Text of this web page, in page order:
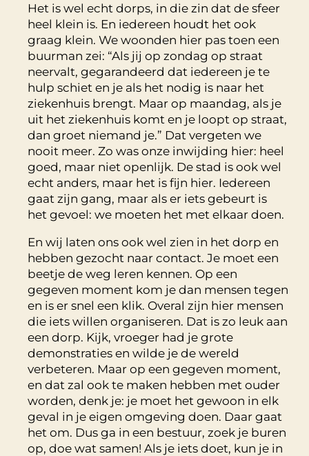
Het is wel echt dorps, in die zin dat de sfeer
heel klein is. En iedereen houdt het ook
graag klein. We woonden hier pas toen een
buurman zei: “Als jij op zondag op straat
neervalt, gegarandeerd dat iedereen je te
hulp schiet en je als het nodig is naar het
ziekenhuis brengt. Maar op maandag, als je
uit het ziekenhuis komt en je loopt op straat,
dan groet niemand je.” Dat vergeten we
nooit meer. Zo was onze inwijding hier: heel
goed, maar niet openlijk. De stad is ook wel
echt anders, maar het is fijn hier. Iedereen
gaat zijn gang, maar als er iets gebeurt is
het gevoel: we moeten het met elkaar doen.
En wij laten ons ook wel zien in het dorp en
hebben gezocht naar contact. Je moet een
beetje de weg leren kennen. Op een
gegeven moment kom je dan mensen tegen
en is er snel een klik. Overal zijn hier mensen
die iets willen organiseren. Dat is zo leuk aan
een dorp. Kijk, vroeger had je grote
demonstraties en wilde je de wereld
verbeteren. Maar op een gegeven moment,
en dat zal ook te maken hebben met ouder
worden, denk je: je moet het gewoon in elk
geval in je eigen omgeving doen. Daar gaat
het om. Dus ga in een bestuur, zoek je buren
op, doe wat samen! Als je iets doet, kun je in